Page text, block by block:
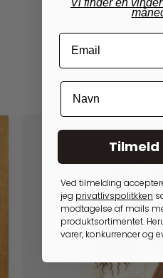
Tilmeld
Ved tilmelding
jeg privatlivspolitkken
modtagelse af mails
produktsortimentet.
varer, konkurrencer og